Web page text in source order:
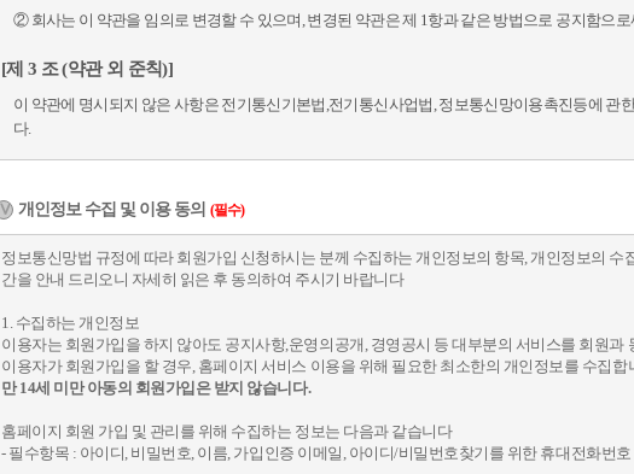
② 회사는 이 약관을 임의로 변경할 수 있으며, 변경된 약관은 제 1항과 같은 방법으로 공지함으
[제 3 조 (약관 외 준칙)]
이 약관에 명시되지 않은 사항은 전기통신기본법,전기통신사업법, 정보통신망이용촉진등에 관
다.
이 약관에서 사용하는 용어의 정의는 다음과 같습니다.
비스를 이용하는 자를 말합니다.
③ 비밀번호 : 이용자가 이벤트 참여 및 게시물 열람시 비밀보호를 위해 이용자 자신이 설정한 문
④ 운영자 : 서비스의 전반적인 관리와 원활한 운영을 위하여 회사에서 선정한 사람
제 2장 서비스 이용계약
[제 5 조 (이용계략의 성립)]
개인정보 수집 및 이용 동의 (필수)
정보통신망법 규정에 따라 회원가입 신청하시는 분께 수집하는 개인정보의 항목, 개인정보의 수
간을 안내 드리오니 자세히 읽은 후 동의하여 주시기 바랍니다
1. 수집하는 개인정보
이용자는 회원가입을 하지 않아도 공지사항,운영의공개, 경영공시 등 대부분의 서비스를 회원과
이용자가 회원가입을 할 경우, 홈페이지 서비스 이용을 위해 필요한 최소한의 개인정보를 수집합
만 14세 미만 아동의 회원가입은 받지 않습니다.
홈페이지 회원 가입 및 관리를 위해 수집하는 정보는 다음과 같습니다
- 필수항목 : 아이디, 비밀번호, 이름, 가입인증 이메일, 아이디/비밀번호찾기를 위한 휴대전화번호